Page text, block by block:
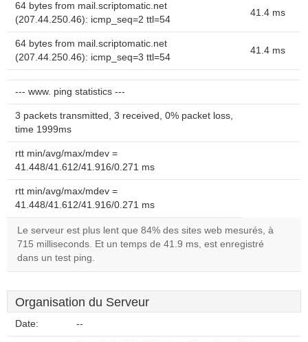
64 bytes from mail.scriptomatic.net
(207.44.250.46): icmp_seq=2 ttl=54
41.4 ms
64 bytes from mail.scriptomatic.net
(207.44.250.46): icmp_seq=3 ttl=54
41.4 ms
--- www. ping statistics ---
3 packets transmitted, 3 received, 0% packet loss,
time 1999ms
rtt min/avg/max/mdev =
41.448/41.612/41.916/0.271 ms
rtt min/avg/max/mdev =
41.448/41.612/41.916/0.271 ms
Le serveur est plus lent que 84% des sites web mesurés, à
715 milliseconds. Et un temps de 41.9 ms, est enregistré
dans un test ping.
Organisation du Serveur
Date: --